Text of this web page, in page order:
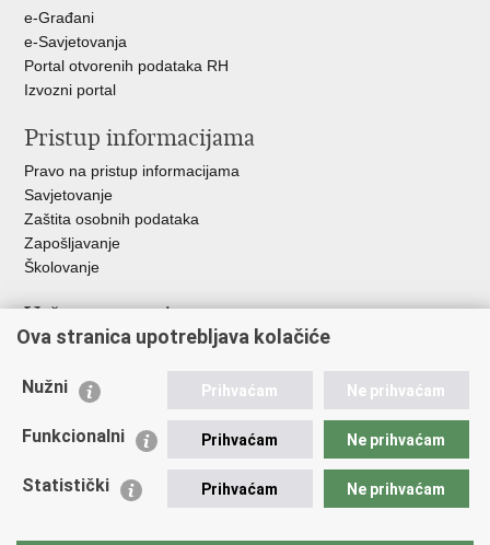
e-Građani
e-Savjetovanja
Portal otvorenih podataka RH
Izvozni portal
Pristup informacijama
Pravo na pristup informacijama
Savjetovanje
Zaštita osobnih podataka
Zapošljavanje
Školovanje
Važne poveznice
Ministarstvo unutarnjih poslova
Udruge
Policijska akademija
Zaklada policijske solidarnosti
Vučetić"
Ova stranica upotrebljava kolačiće
Nužni Prihvaćam Ne prihvaćam
Funkcionalni Prihvaćam Ne prihvaćam
Statistički Prihvaćam Ne prihvaćam